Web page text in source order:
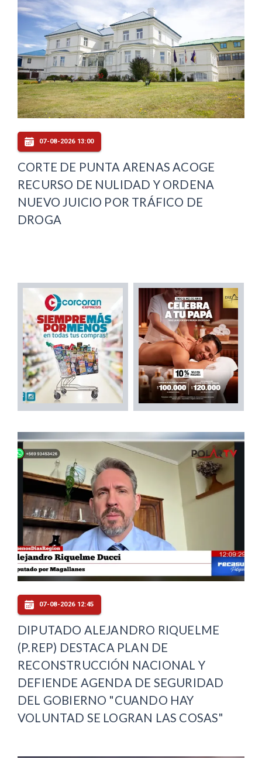
07-08-2026 13:00
CORTE DE PUNTA ARENAS ACOGE
RECURSO DE NULIDAD Y ORDENA
NUEVO JUICIO POR TRÁFICO DE
DROGA
07-08-2026 12:45
DIPUTADO ALEJANDRO RIQUELME
(P.REP) DESTACA PLAN DE
RECONSTRUCCIÓN NACIONAL Y
DEFIENDE AGENDA DE SEGURIDAD
DEL GOBIERNO "CUANDO HAY
VOLUNTAD SE LOGRAN LAS COSAS"